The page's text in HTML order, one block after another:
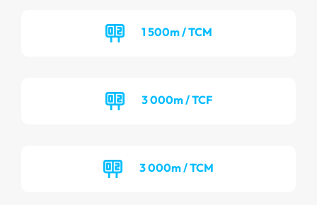
1 500m / TCM
3 000m / TCF
3 000m / TCM